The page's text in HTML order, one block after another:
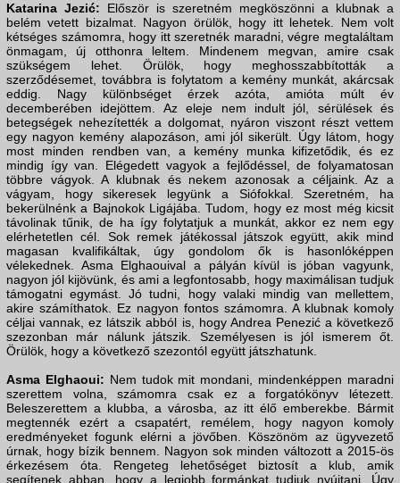
Katarina Jezić: ​ Először is szeretném megköszönni a klubnak a
belém vetett bizalmat. Nagyon örülök, hogy itt lehetek. Nem volt
kétséges számomra, hogy itt szeretnék maradni, végre megtaláltam
önmagam, új otthonra leltem. Mindenem megvan, amire csak
szükségem lehet. Örülök, hogy meghosszabbították a
szerződésemet, továbbra is folytatom a kemény munkát, akárcsak
eddig. Nagy különbséget érzek azóta, amióta múlt év
decemberében idejöttem. Az eleje nem indult jól, sérülések és
betegségek nehezítették a dolgomat, nyáron viszont részt vettem
egy nagyon kemény alapozáson, ami jól sikerült. Úgy látom, hogy
most minden rendben van, a kemény munka kifizetődik, és ez
mindig így van. Elégedett vagyok a fejlődéssel, de folyamatosan
többre vágyok. A klubnak és nekem azonosak a céljaink. Az a
vágyam, hogy sikeresek legyünk a Siófokkal. Szeretném, ha
bekerülnénk a Bajnokok Ligájába. Tudom, hogy ez most még kicsit
távolinak tűnik, de ha így folytatjuk a munkát, akkor ez nem egy
elérhetetlen cél. Sok remek játékossal játszok együtt, akik mind
magasan kvalifikáltak, úgy gondolom ők is hasonlóképpen
vélekednek. Asma Elghaouival a pályán kívül is jóban vagyunk,
nagyon jól kijövünk, és ami a legfontosabb, hogy maximálisan tudjuk
támogatni egymást. Jó tudni, hogy valaki mindig van mellettem,
akire számíthatok. Ez nagyon fontos számomra. A klubnak komoly
céljai vannak, ez látszik abból is, hogy Andrea Penezić a következő
szezonban már nálunk játszik. Személyesen is jól ismerem őt.
Örülök, hogy a következő szezontól együtt játszhatunk.
Asma Elghaoui: Nem tudok mit mondani, mindenképpen maradni
szerettem volna, számomra csak ez a forgatókönyv létezett.
Beleszerettem a klubba, a városba, az itt élő emberekbe. Bármit
megtennék ezért a csapatért, remélem, hogy nagyon komoly
eredményeket fogunk elérni a jövőben. Köszönöm az ügyvezető
úrnak, hogy bízik bennem. Nagyon sok minden változott a 2015-ös
érkezésem óta. Rengeteg lehetőséget biztosít a klub, amik
segítenek abban, hogy a legjobb formánkat tudjuk nyújtani. Úgy